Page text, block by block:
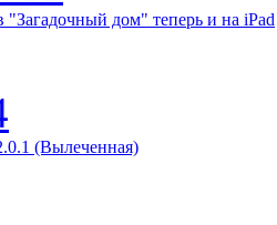
"Загадочный дом" теперь и на iPad
(Вылеченная)